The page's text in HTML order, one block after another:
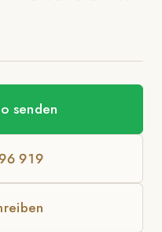
senden
919